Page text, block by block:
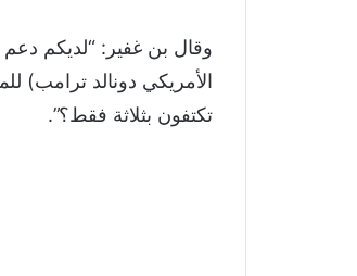
وقال بن غفير: “لديكم
تكتفون بثلاثة فقط؟”.